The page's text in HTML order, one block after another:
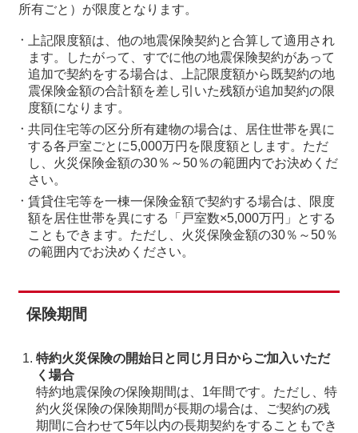
所有ごと）が限度となります。
上記限度額は、他の地震保険契約と合算して適用され
ます。したがって、すでに他の地震保険契約があって
追加で契約をする場合は、上記限度額から既契約の地
震保険金額の合計額を差し引いた残額が追加契約の限
度額になります。
共同住宅等の区分所有建物の場合は、居住世帯を異に
する各戸室ごとに5,000万円を限度額とします。ただ
し、火災保険金額の30％～50％の範囲内でお決めくだ
さい。
賃貸住宅等を一棟一保険金額で契約する場合は、限度
額を居住世帯を異にする「戸室数×5,000万円」とする
こともできます。ただし、火災保険金額の30％～50％
の範囲内でお決めください。
保険期間
特約火災保険の開始日と同じ月日からご加入いただ
く場合
特約地震保険の保険期間は、1年間です。ただし、特
約火災保険の保険期間が長期の場合は、ご契約の残
期間に合わせて5年以内の長期契約をすることもでき